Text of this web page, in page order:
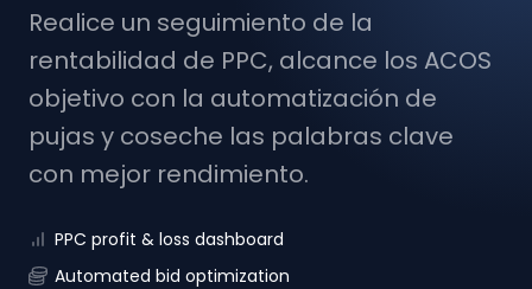
Realice un seguimiento de la
rentabilidad de PPC, alcance los ACOS
objetivo con la automatización de
pujas y coseche las palabras clave
con mejor rendimiento.
PPC profit & loss dashboard
Automated bid optimization